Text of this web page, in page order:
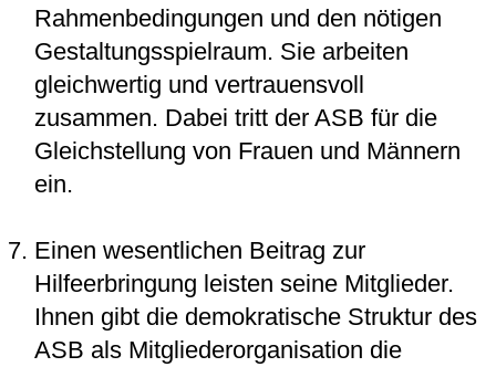
Rahmenbedingungen und den nötigen
Gestaltungsspielraum. Sie arbeiten
gleichwertig und vertrauensvoll
zusammen. Dabei tritt der ASB für die
Gleichstellung von Frauen und Männern
ein.
Einen wesentlichen Beitrag zur
Hilfeerbringung leisten seine Mitglieder.
Ihnen gibt die demokratische Struktur des
ASB als Mitgliederorganisation die